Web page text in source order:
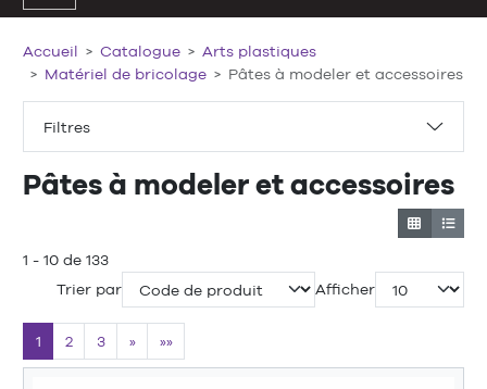
Filtres
Accueil Catalogue
Arts plastiques
Matériel de bricolage
Pâtes à modeler et accessoires
Pâtes à modeler et accessoires
1 - 10 de 133
Trier par
Afficher
1 2 3 » »»